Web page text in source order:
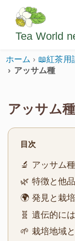
ようこそいら
Tea World
ホーム 📖紅茶用
アッサム種
アッサム種
目次
🔬 アッサム
🌿 特徴と他
🌍 発見と栽
🧬 遺伝的に
🌱 栽培地域